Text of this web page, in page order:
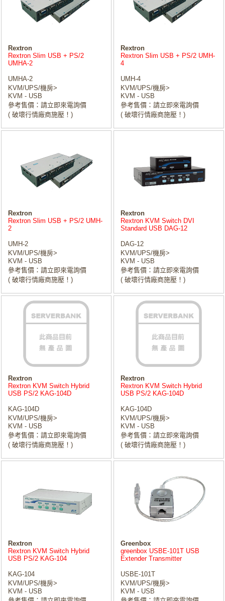
Rextron
Rextron Slim USB + PS/2
UMHA-2
UMHA-2
KVM/UPS/機房>
KVM - USB
參考售價：請立即來電詢價
( 破壞行情廠商施壓！)
Rextron
Rextron Slim USB + PS/2 UMH-
4
UMH-4
KVM/UPS/機房>
KVM - USB
參考售價：請立即來電詢價
( 破壞行情廠商施壓！)
Rextron
Rextron Slim USB + PS/2 UMH-
2
UMH-2
KVM/UPS/機房>
KVM - USB
參考售價：請立即來電詢價
( 破壞行情廠商施壓！)
Rextron
Rextron KVM Switch DVI
Standard USB DAG-12
DAG-12
KVM/UPS/機房>
KVM - USB
參考售價：請立即來電詢價
( 破壞行情廠商施壓！)
Rextron
Rextron KVM Switch Hybrid
USB PS/2 KAG-104D
KAG-104D
KVM/UPS/機房>
KVM - USB
參考售價：請立即來電詢價
( 破壞行情廠商施壓！)
Rextron
Rextron KVM Switch Hybrid
USB PS/2 KAG-104D
KAG-104D
KVM/UPS/機房>
KVM - USB
參考售價：請立即來電詢價
( 破壞行情廠商施壓！)
Rextron
Rextron KVM Switch Hybrid
USB PS/2 KAG-104
KAG-104
KVM/UPS/機房>
KVM - USB
Greenbox
greenbox USBE-101T USB
Extender Transmitter
USBE-101T
KVM/UPS/機房>
KVM - USB